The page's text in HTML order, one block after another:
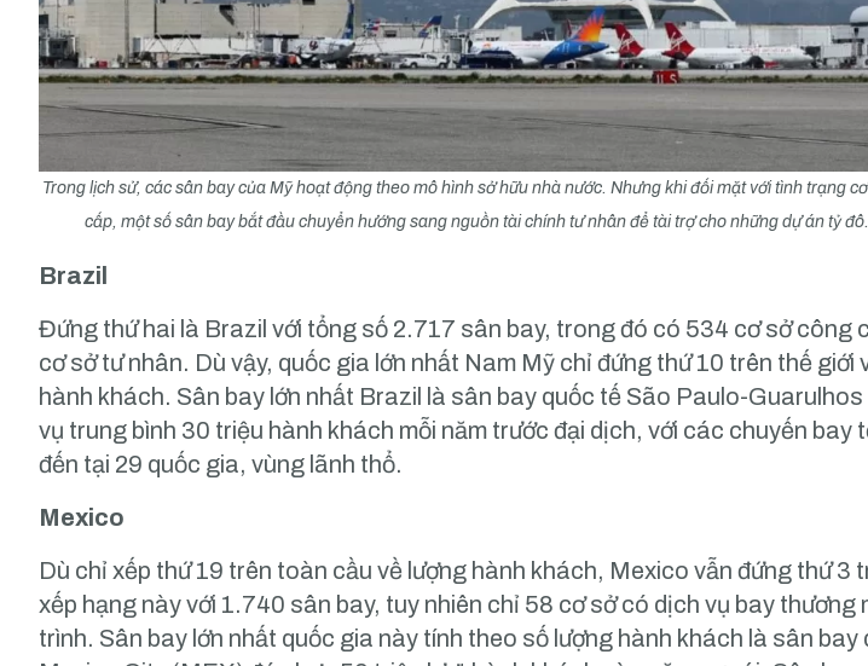
Trong lịch sử, các sân bay của Mỹ hoạt động theo mô hình sở hữu nhà nước. Nhưng khi đối mặt với tình trạng
cấp, một số sân bay bắt đầu chuyển hướng sang nguồn tài chính tư nhân để tài trợ cho những dự án tỷ
Brazil
Đứng thứ hai là Brazil với tổng số 2.717 sân bay, trong đó có 534 cơ sở công
cơ sở tư nhân. Dù vậy, quốc gia lớn nhất Nam Mỹ chỉ đứng thứ 10 trên thế giới
hành khách. Sân bay lớn nhất Brazil là sân bay quốc tế São Paulo-
vụ trung bình 30 triệu hành khách mỗi năm trước đại dịch, với các chuyến bay
đến tại 29 quốc gia, vùng lãnh thổ.
Mexico
Dù chỉ xếp thứ 19 trên toàn cầu về lượng hành khách, Mexico vẫn đứng thứ 3
xếp hạng này với 1.740 sân bay, tuy nhiên chỉ 58 cơ sở có dịch vụ bay thương
trình. Sân bay lớn nhất quốc gia này tính theo số lượng hành khách là sân bay